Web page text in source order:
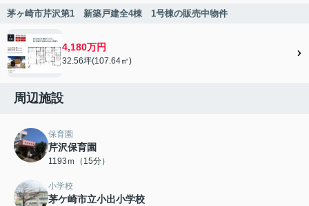
茅ヶ崎市芹沢第1 新築戸建全4棟 1号棟の販売中物件
4,180万円
32.56坪(107.64㎡)
周辺施設
保育園
芹沢保育園
1193ｍ（15分）
小学校
茅ケ崎市立小出小学校